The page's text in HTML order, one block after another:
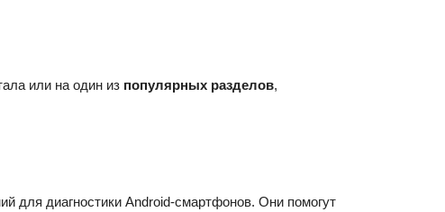
или на один из популярных разделов,
для диагностики Android-смартфонов. Они помогут